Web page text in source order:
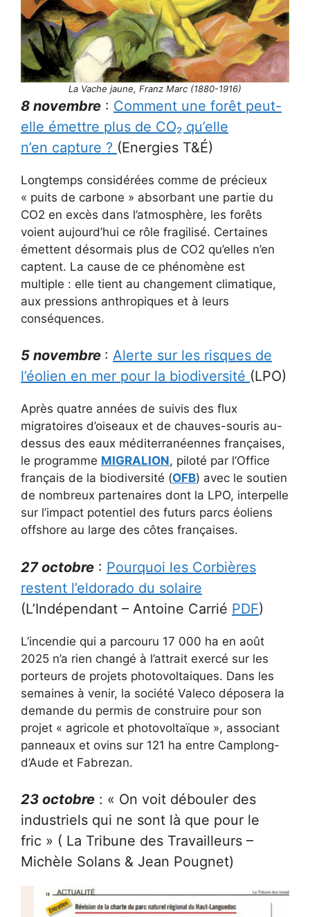
La Vache jaune, Franz Marc (1880-1916)
8 novembre : Comment une forêt peut-
elle émettre plus de CO₂ qu’elle
n’en capture ? (Energies T&É)
Longtemps considérées comme de précieux
« puits de carbone » absorbant une partie du
CO2 en excès dans l’atmosphère, les forêts
voient aujourd’hui ce rôle fragilisé. Certaines
émettent désormais plus de CO2 qu’elles n’en
captent. La cause de ce phénomène est
multiple : elle tient au changement climatique,
aux pressions anthropiques et à leurs
conséquences.
5 novembre : Alerte sur les risques de
l’éolien en mer pour la biodiversité (LPO)
Après quatre années de suivis des flux
migratoires d’oiseaux et de chauves-souris au-
dessus des eaux méditerranéennes françaises,
le programme MIGRALION, piloté par l’Office
français de la biodiversité (OFB) avec le soutien
de nombreux partenaires dont la LPO, interpelle
sur l’impact potentiel des futurs parcs éoliens
offshore au large des côtes françaises.
27 octobre : Pourquoi les Corbières
restent l’eldorado du solaire
(L’Indépendant – Antoine Carrié PDF)
L’incendie qui a parcouru 17 000 ha en août
2025 n’a rien changé à l’attrait exercé sur les
porteurs de projets photovoltaiques. Dans les
semaines à venir, la société Valeco déposera la
demande du permis de construire pour son
projet « agricole et photovoltaïque », associant
panneaux et ovins sur 121 ha entre Camplong-
d’Aude et Fabrezan.
23 octobre : « On voit débouler des
industriels qui ne sont là que pour le
fric » ( La Tribune des Travailleurs –
Michèle Solans & Jean Pougnet)